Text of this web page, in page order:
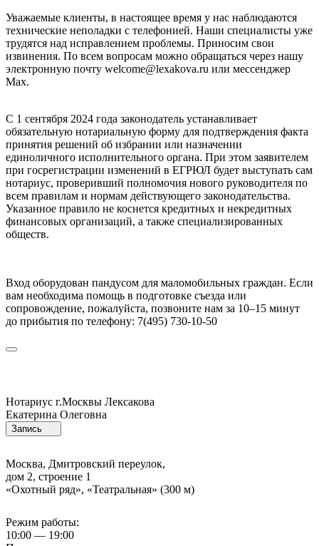
Уважаемые клиенты, в настоящее время у нас наблюдаются
технические неполадки с телефонией. Наши специалисты уже
трудятся над исправлением проблемы. Приносим свои
извинения. По всем вопросам можно обращаться через нашу
электронную почту welcome@lexakova.ru или мессенджер
Max.
С 1 сентября 2024 года законодатель устанавливает
обязательную нотариальную форму для подтверждения факта
принятия решений об избрании или назначении
единоличного исполнительного органа. При этом заявителем
при госрегистрации изменений в ЕГРЮЛ будет выступать сам
нотариус, проверивший полномочия нового руководителя по
всем правилам и нормам действующего законодательства.
Указанное правило не коснется кредитных и некредитных
финансовых организаций, а также специализированных
обществ.
Вход оборудован пандусом для маломобильных граждан. Если
вам необходима помощь в подготовке съезда или
сопровождение, пожалуйста, позвоните нам за 10–15 минут
до прибытия по телефону: 7(495) 730-10-50
Нотариус г.Москвы Лексакова
Екатерина Олеговна
Запись
Москва, Дмитровский переулок,
дом 2, строение 1
«Охотный ряд», «Театральная» (300 м)
Режим работы:
10:00 — 19:00